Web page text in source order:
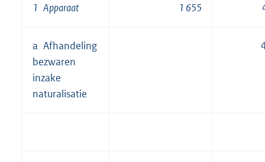
1 Apparaat 1 655
a Afhandeling
bezwaren
inzake
naturalisatie